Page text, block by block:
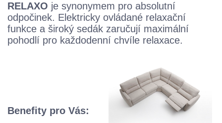
RELAXO je synonymem pro absolutní
odpočinek. Elektricky ovládané relaxační
funkce a široký sedák zaručují maximální
pohodlí pro každodenní chvíle relaxace.
Benefity pro Vás: